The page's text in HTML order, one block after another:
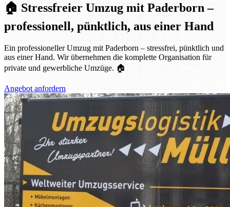
🏠 Stressfreier Umzug mit Paderborn –
professionell, pünktlich, aus einer Hand
Ein professioneller Umzug mit Paderborn – stressfrei, pünktlich und
aus einer Hand. Wir übernehmen die komplette Organisation für
private und gewerbliche Umzüge. 🏠
Angebot anfordern